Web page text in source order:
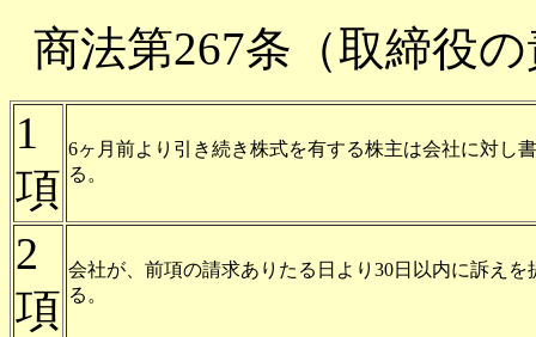
商法第267条（取締役
1
項
6ヶ月前より引き続き株式を有する株主は会社に対し
る。
2
項
会社が、前項の請求ありたる日より30日以内に訴え
る。